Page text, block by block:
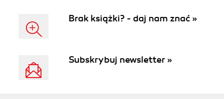
Brak książki? - daj nam znać »
Subskrybuj newsletter »